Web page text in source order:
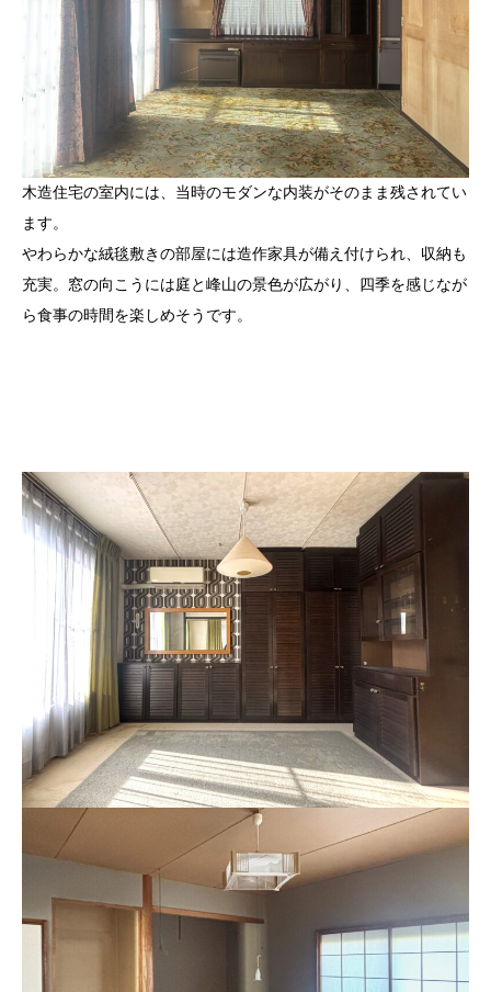
木造住宅の室内には、当時のモダンな内装がそのまま残されてい
ます。
やわらかな絨毯敷きの部屋には造作家具が備え付けられ、収納も
充実。窓の向こうには庭と峰山の景色が広がり、四季を感じなが
ら食事の時間を楽しめそうです。